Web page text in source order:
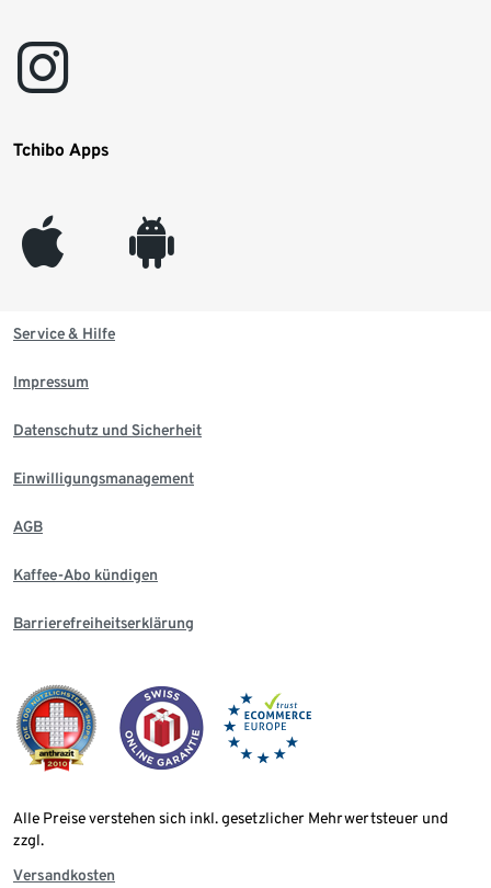
instagram
Tchibo Apps
appleinc android
Service & Hilfe
Impressum
Datenschutz und Sicherheit
Einwilligungsmanagement
AGB
Kaffee-Abo kündigen
Barrierefreiheitserklärung
Alle Preise verstehen sich inkl. gesetzlicher Mehrwertsteuer und
zzgl.
Versandkosten